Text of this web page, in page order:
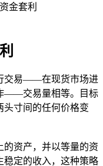
金套利
交易——在现货市场进
——交易量相等。目标
头寸间的任何价格变
的资产，并以等量的资
稳定的收入，这种策略